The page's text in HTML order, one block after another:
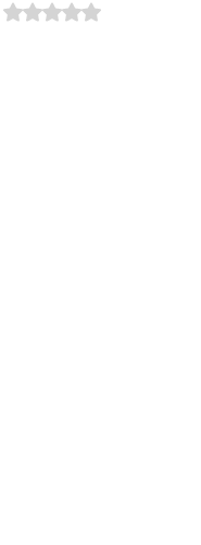
Noté NaN étoiles sur 5.